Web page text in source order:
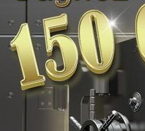
6 bons numéros
500 points
5 bons numéros
150 points
4 bons numéros
40 points
3 bons numéros